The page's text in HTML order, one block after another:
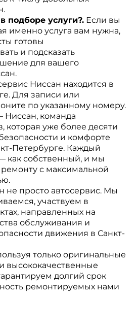
услуги?.Если вы
именно услуга вам нужна,
готовы
и подсказать
для вашего
Ниссан находится в
Для записи или
по указанному номеру.
команда
которая уже более десяти
и комфорте
Петербурге. Каждый
как собственный, и мы
с максимальной
не просто автосервис. Мы
участвуем в
направленных на
обслуживания и
движения в Санкт-
только оригинальные
высококачественные
долгий срок
ремонтируемых нами